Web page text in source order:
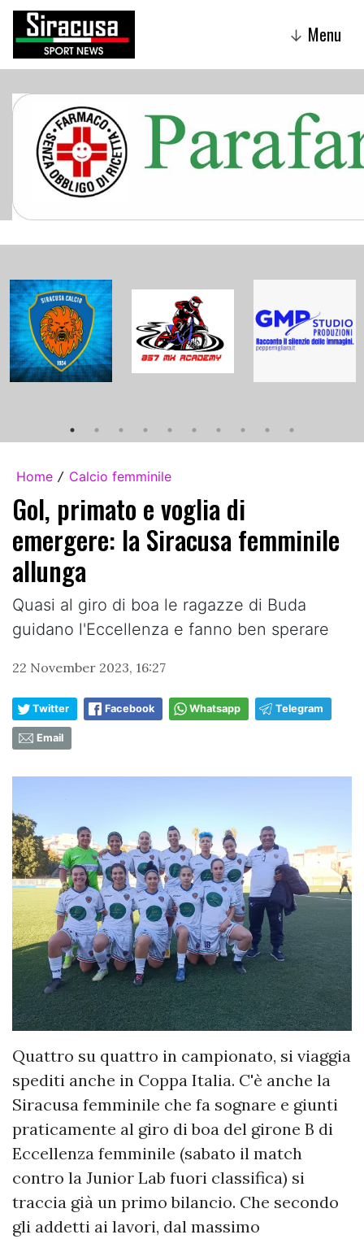
↓ Menu
Home / Calcio femminile
Gol, primato e voglia di
emergere: la Siracusa femminile
allunga
Quasi al giro di boa le ragazze di Buda
guidano l'Eccellenza e fanno ben sperare
22 November 2023, 16:27
Twitter Facebook Whatsapp Telegram
Email
Quattro su quattro in campionato, si viaggia
spediti anche in Coppa Italia. C'è anche la
Siracusa femminile che fa sognare e giunti
praticamente al giro di boa del girone B di
Eccellenza femminile (sabato il match
contro la Junior Lab fuori classifica) si
traccia già un primo bilancio. Che secondo
gli addetti ai lavori, dal massimo